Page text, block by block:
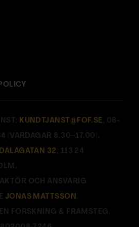
KUNDTJANST@FOF.SE , 08-
(VARDAGAR 8.30–17.00).
DALAGATAN 32 , 113 24
OCH ANSVARIG
JONAS MATTSSON.
FORSKNING & FRAMSTEG.